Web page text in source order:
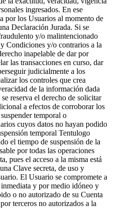
ingresados. En ese
por los Usuarios al momento de
Declaración Jurada. Si se
y/o malintencionado
Condiciones y/o contrarios a la
inapelable de dar por
las transacciones en curso, dar
judicialmente a los
los controles que crea
de la información dada
reserva el derecho de solicitar
a efectos de corroborar los
temporal o
cuyos datos no hayan podido
temporal Tentulogo
el tiempo de suspensión de la
por todas las operaciones
pues el acceso a la misma está
Clave secreta, de uso y
El Usuario se compromete a
y por medio idóneo y
o no autorizado de su Cuenta
terceros no autorizados a la